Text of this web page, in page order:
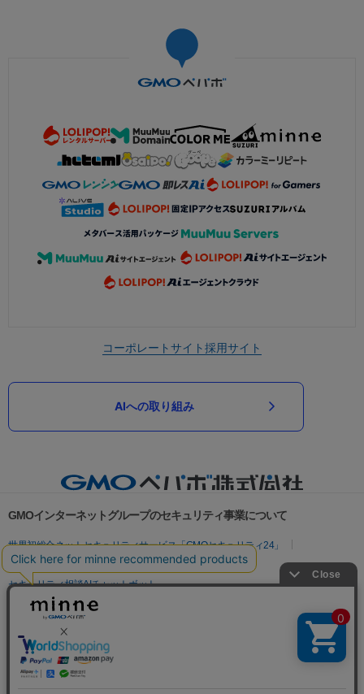
コーポレートサイト採用サイト
AIへの取り組み
GMOインターネットグループのセキュリティ事業について
世界初総合ネットセキュリティサービス「GMOセキュリティ24」
パスワード漏洩診断
Webサイトリスク診断
セキュリティ相談AIチャットボット
実在証明・盗聴対策
サイバー攻撃対策（GMO Flatt Security）
セキュリティ事業の軌跡